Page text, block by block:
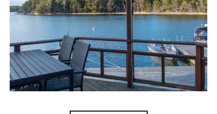
Munkholmen är en trevlig ö med stora ströv- och
naturområden. Här hittar man sin favoritskreva i berget
och plats att njuta av den härliga inramningen med
Nämdöfjärdens glittrande vatten utanför. Närheten till
fastlandet är slående men även till skärgårdsplatser väl
värda att besöka. Kanske Runmarö, Nämdö eller
Sandhamn. Utflyktsmålen är många liksom affärer och